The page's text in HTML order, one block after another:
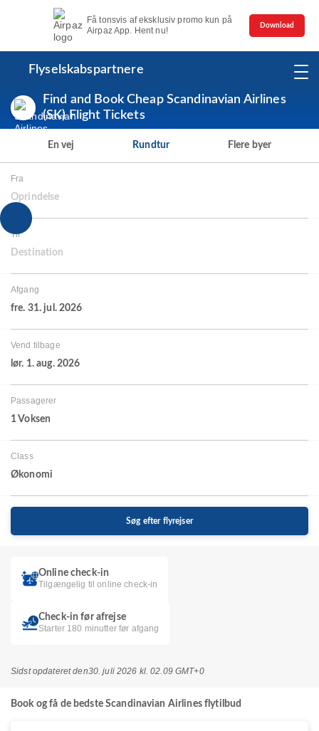
Få tonsvis af eksklusiv promo kun på
Airpaz App. Hent nu!
Download
Flyselskabspartnere
Find and Book Cheap Scandinavian Airlines
(SK) Flight Tickets
En vej Rundtur Flere byer
Fra
Oprindelse
Til
Destination
Afgang
fre. 31. jul. 2026
Vend tilbage
lør. 1. aug. 2026
Passagerer
1 Voksen
Class
Økonomi
Søg efter flyrejser
Online check-in
Tilgængelig til online check-in
Check-in før afrejse
Starter 180 minutter før afgang
Sidst opdateret den30. juli 2026 kl. 02.09 GMT+0
Book og få de bedste Scandinavian Airlines flytilbud